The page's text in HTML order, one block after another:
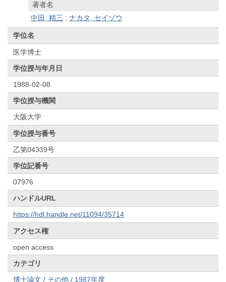
著者名
中田, 精三 ;ナカタ, セイゾウ
学位名
医学博士
学位授与年月日
1988-02-08
学位授与機関
大阪大学
学位授与番号
乙第04339号
学位記番号
07976
ハンドルURL
https://hdl.handle.net/11094/35714
アクセス権
open access
カテゴリ
博士論文 / その他 / 1987年度